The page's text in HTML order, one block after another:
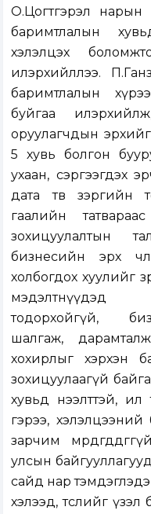
О.Цогтгэрэл нарын
баримтлалын
хэлэлцэх
илэрхийллээ.
баримтлалын
буйгаа
оруулагчдын эрхийг
5 хувь болгон
ухаан, сэргээгдэх
дата төв зэргийн
гаалийн
зохицуулалтын
бизнесийн эрх
холбогдох хуулийг
мэдэлтнүүдэд
тодорхойгүй,
шалгаж,
хохирлыг хэрхэн
зохицуулаагүй
хувьд нээлттэй,
гэрээ,
зарчим
улсын
сайд нар
хэлээд, төслийг